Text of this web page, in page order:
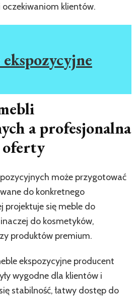
klientów.
a profesjonalna
oferty
może przygotować
do konkretnego
projektuje się meble do
do kosmetyków,
produktów premium.
ekspozycyjne producent
wygodne dla klientów i
stabilność, łatwy dostęp do